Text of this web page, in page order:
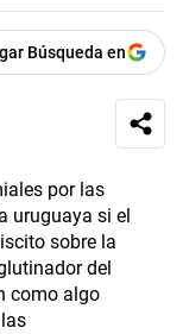
Búsqueda en
por las
uruguaya si el
sobre la
del
como algo